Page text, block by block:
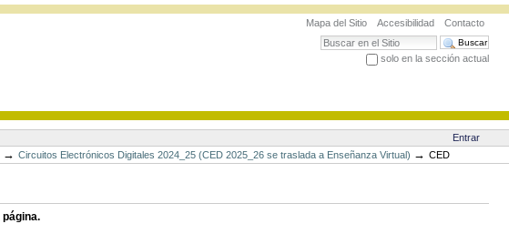
Mapa del Sitio Accesibilidad
Contacto
Buscar
solo en la sección actual
Entrar
→Circuitos Electrónicos Digitales 2024_25 (CED 2025_26 se traslada a Enseñanza Virtual) →CED